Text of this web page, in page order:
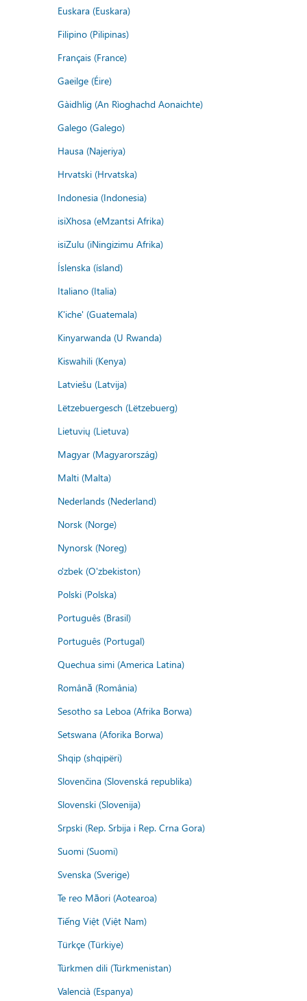
Euskara (Euskara)
Filipino (Pilipinas)
Français (France)
Gaeilge (Éire)
Gàidhlig (An Rìoghachd Aonaichte)
Galego (Galego)
Hausa (Najeriya)
Hrvatski (Hrvatska)
Indonesia (Indonesia)
isiXhosa (eMzantsi Afrika)
isiZulu (iNingizimu Afrika)
Íslenska (ísland)
Italiano (Italia)
K'iche' (Guatemala)
Kinyarwanda (U Rwanda)
Kiswahili (Kenya)
Latviešu (Latvija)
Lëtzebuergesch (Lëtzebuerg)
Lietuvių (Lietuva)
Magyar (Magyarország)
Malti (Malta)
Nederlands (Nederland)
Norsk (Norge)
Nynorsk (Noreg)
o'zbek (O'zbekiston)
Polski (Polska)
Português (Brasil)
Português (Portugal)
Quechua simi (America Latina)
Română (România)
Sesotho sa Leboa (Afrika Borwa)
Setswana (Aforika Borwa)
Shqip (shqipëri)
Slovenčina (Slovenská republika)
Slovenski (Slovenija)
Srpski (Rep. Srbija i Rep. Crna Gora)
Suomi (Suomi)
Svenska (Sverige)
Te reo Māori (Aotearoa)
Tiếng Việt (Việt Nam)
Türkçe (Türkiye)
Türkmen dili (Türkmenistan)
Valencià (Espanya)